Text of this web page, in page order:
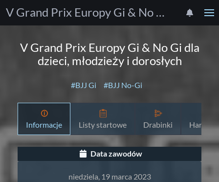
V Grand Prix Europy Gi & No Gi dla dzieci, młodzieży i dorosłych
V Grand Prix Europy Gi & No Gi dla
dzieci, młodzieży i dorosłych
#BJJ Gi #BJJ No-Gi
Informacje Listy startowe Drabinki
Data zawodów
niedziela, 19 marca 2023